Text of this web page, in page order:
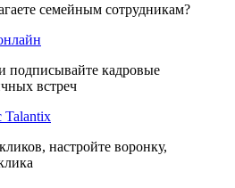
семейным сотрудникам?
подписывайте кадровые
встреч
Talantix
настройте воронку,